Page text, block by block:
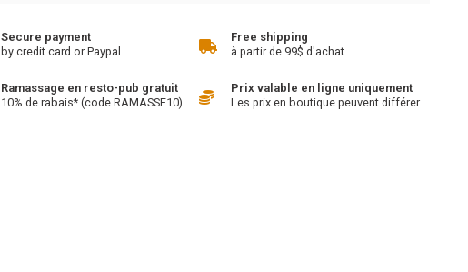
Secure payment
by credit card or Paypal
Free shipping
à partir de 99$ d'achat
Ramassage en resto-pub gratuit
10% de rabais* (code RAMASSE10)
Prix valable en ligne uniquement
Les prix en boutique peuvent différer